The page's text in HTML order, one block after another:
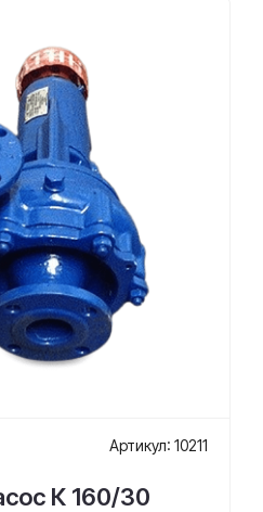
Артикул: 10211
К 160/30